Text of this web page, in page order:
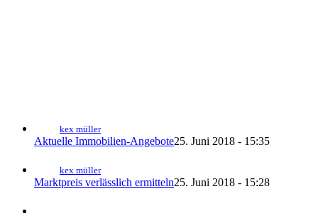
kex müller
Aktuelle Immobilien-Angebote25. Juni 2018 - 15:35
kex müller
Marktpreis verlässlich ermitteln25. Juni 2018 - 15:28